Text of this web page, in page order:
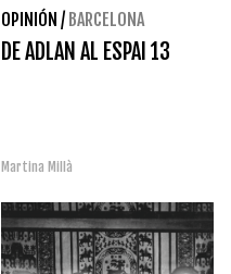
OPINIÓN / BARCELONA
DE ADLAN AL ESPAI 13
Martina Millà